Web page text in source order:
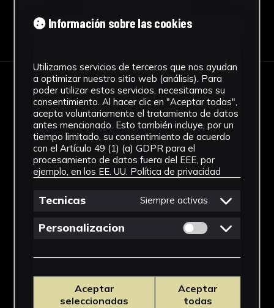
Descargar Ficha
IMÁGENES
Información sobre las cookies
Utilizamos servicios de terceros que nos ayudan
a optimizar nuestro sitio web (análisis). Para
poder utilizar estos servicios, necesitamos su
consentimiento. Al hacer clic en "Aceptar todas",
acepta voluntariamente el tratamiento de datos
antes mencionado. Esto también incluye, por un
tiempo limitado, su consentimiento de acuerdo
con el Artículo 49 (1) (a) GDPR para el
procesamiento de datos fuera del EEE, por
ejemplo, en los EE. UU. Política de privacidad
Tecnicas Siempre activas
Personalizacion Permitir cookies
Aceptar
seleccionadas
Aceptar
todas